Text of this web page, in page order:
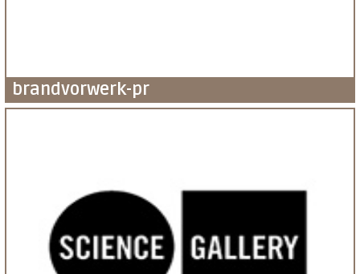
brandvorwerk-pr